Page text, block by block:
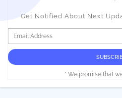
Get Notified About Next
* We promise that